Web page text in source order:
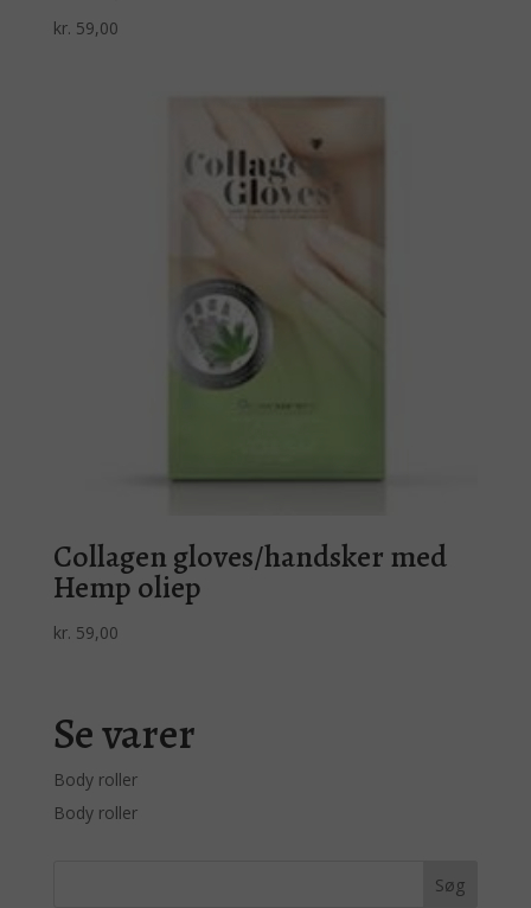
kr. 59,00
Collagen gloves/handsker med
Hemp oliep
kr. 59,00
Se varer
Body roller
Body roller